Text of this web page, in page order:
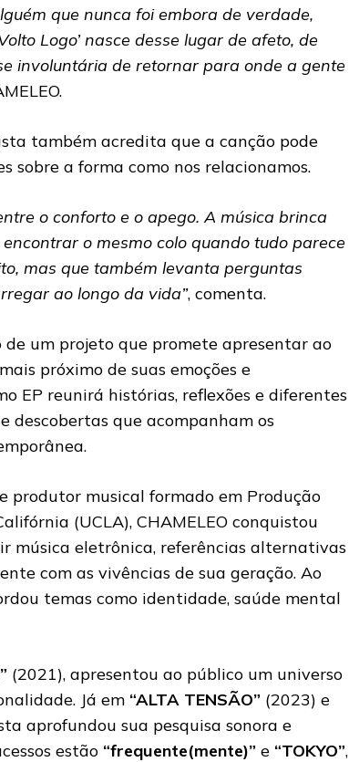
que nunca foi embora de verdade,
Logo’ nasce desse lugar de afeto, de
involuntária de retornar para onde a gente
também acredita que a canção pode
sobre a forma como nos relacionamos.
o conforto e o apego. A música brinca
o mesmo colo quando tudo parece
mas que também levanta perguntas
ao longo da vida”, comenta.
de um projeto que promete apresentar ao
próximo de suas emoções e
EP reunirá histórias, reflexões e diferentes
descobertas que acompanham os
produtor musical formado em Produção
(UCLA), CHAMELEO conquistou
música eletrônica, referências alternativas
com as vivências de sua geração. Ao
temas como identidade, saúde mental
(2021), apresentou ao público um universo
Já em “ALTA TENSÃO” (2023) e
aprofundou sua pesquisa sonora e
estão “frequente(mente)” e “TOKYO”,